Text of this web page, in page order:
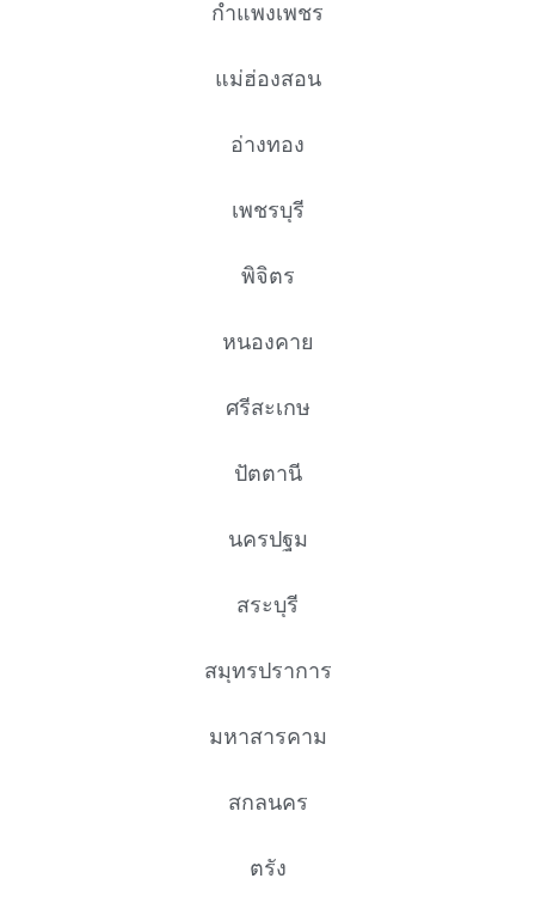
กำแพงเพชร
แม่ฮ่องสอน
อ่างทอง
เพชรบุรี
พิจิตร
หนองคาย
ศรีสะเกษ
ปัตตานี
นครปฐม
สระบุรี
สมุทรปราการ
มหาสารคาม
สกลนคร
ตรัง